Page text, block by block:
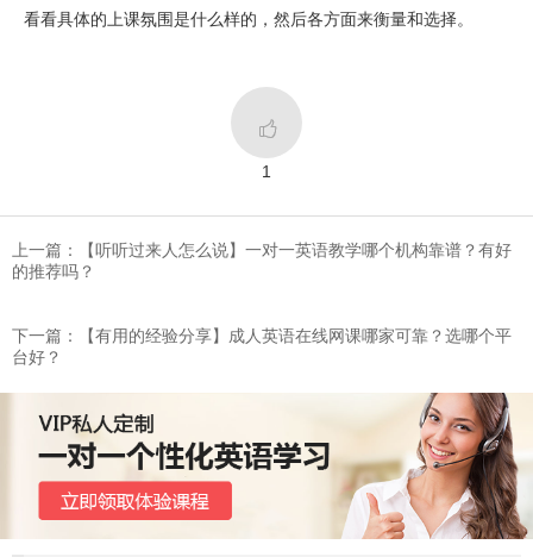
看看具体的上课氛围是什么样的，然后各方面来衡量和选择。

1
上一篇：【听听过来人怎么说】​一对一英语教学哪个机构靠谱？有好
的推荐吗？
下一篇：【有用的经验分享】​成人英语在线网课哪家可靠？选哪个平
台好？